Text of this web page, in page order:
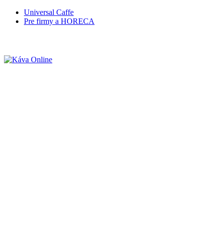
Universal Caffe
Pre firmy a HORECA